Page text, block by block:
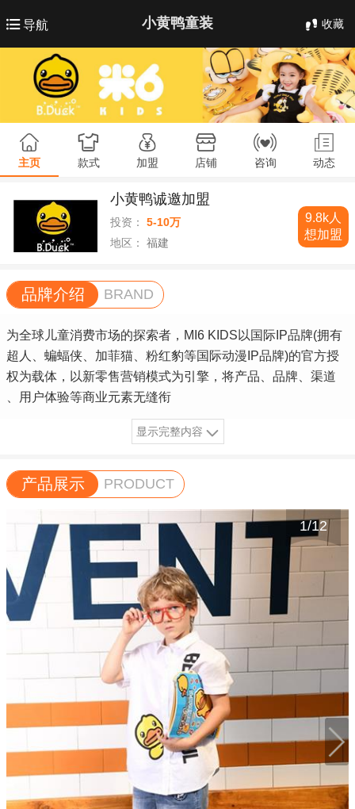
导航 小黄鸭童装 收藏
主页 款式 加盟 店铺 咨询 动态
小黄鸭诚邀加盟
投资：
5-10万
地区：
福建
9.8k人
想加盟
品牌介绍 BRAND
为全球儿童消费市场的探索者，MI6 KIDS以国际IP品牌(拥有
超人、蝙蝠侠、加菲猫、粉红豹等国际动漫IP品牌)的官方授
权为载体，以新零售营销模式为引擎，将产品、品牌、渠道
、用户体验等商业元素无缝衔
显示完整内容
产品展示 PRODUCT
1/12